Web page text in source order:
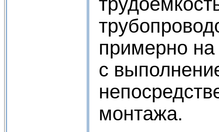
примерно
с
монтажа.